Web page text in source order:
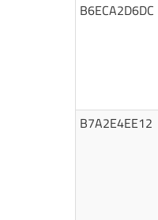
B6ECA2D6DC
B7A2E4EE12